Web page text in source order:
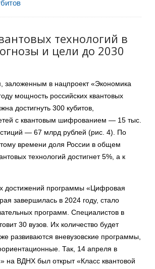
технологий в
и цели до 2030
заложенным в нацпроект «Экономика
мощность российских квантовых
достигнуть 300 кубитов,
с квантовым шифрованием — 15 тыс.
— 67 млрд рублей (рис. 4). По
времени доля России в общем
технологий достигнет 5%, а к
достижений программы «Цифровая
завершилась в 2024 году, стало
программ. Специалистов в
30 вузов. Их количество будет
развиваются вневузовские программы,
Так, 14 апреля в
на ВДНХ был открыт «Класс квантовой